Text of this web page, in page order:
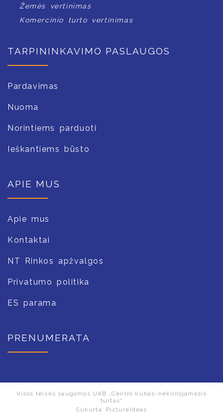
Žemės vertinimas
Komercinio turto vertinimas
TARPININKAVIMO PASLAUGOS
Pardavimas
Nuoma
Norintiems parduoti
Ieškantiems būsto
APIE MUS
Apie mus
Kontaktai
NT Rinkos apžvalgos
Privatumo politika
ES parama
PRENUMERATA
Visos teisės saugomos UAB „Centro kubas-nekilnojamasis
turtas“
Sukurta: PictureIdeas